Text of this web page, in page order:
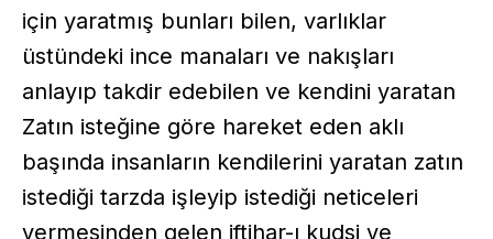
için yaratmış bunları bilen, varlıklar
üstündeki ince manaları ve nakışları
anlayıp takdir edebilen ve kendini yaratan
Zatın isteğine göre hareket eden aklı
başında insanların kendilerini yaratan zatın
istediği tarzda işleyip istediği neticeleri
vermesinden gelen iftihar-ı kudsi ve